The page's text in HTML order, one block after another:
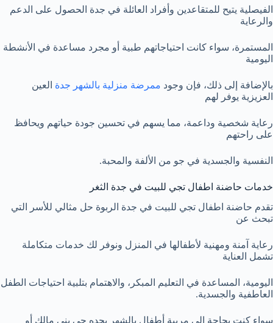
الفيصلية يتيح للمتقاعدين وأفراد العائلة في جدة الحصول على الدعم
والرعاية
المستمرة، سواء كانت احتياجاتهم طبية أو مجرد مساعدة في الأنشطة
اليومية
بالإضافة إلى ذلك، فإن وجود ممرضة منزلية بالشهر جدة العين
العزيزية يوفر لهم
رعاية شخصية وداعمة، مما يسهم في تحسين جودة حياتهم ويحافظ
على راحتهم
النفسية والجسدية في جو من الألفة والمحبة.
خدمات حاضنة اطفال تجي للبيت في جدة الثغر
تقدم حاضنة اطفال تجي للبيت في جدة الربوة حل مثالي للأسر التي
تبحث عن
رعاية آمنة ومهنية لأطفالها في المنزل ونوفر لك خدمات متكاملة
تشمل العناية
اليومية، المساعدة في التعليم المبكر، والاهتمام بتلبية احتياجات الطفل
العاطفية والجسدية.
سواء كنت بحاجة إلى مربية أطفال بالشهر بجده حي بني مالك أو